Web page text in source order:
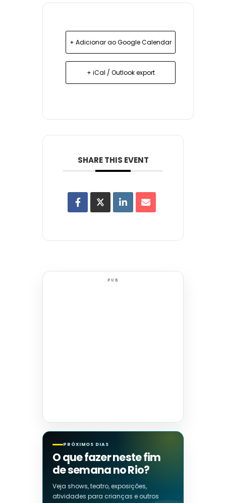
+ Adicionar ao Google Calendar
+ iCal / Outlook export
SHARE THIS EVENT
PUB
PRÓXIMOS DIAS
O que fazer neste fim
de semana no Rio?
Veja shows, teatro, exposições,
atividades para crianças e outros